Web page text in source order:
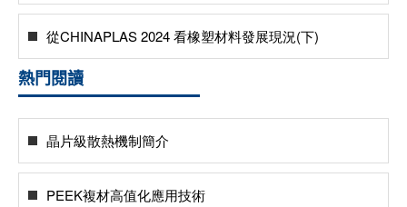
從CHINAPLAS 2024 看橡塑材料發展現況(下)
熱門閱讀
晶片級散熱機制簡介
PEEK複材高值化應用技術